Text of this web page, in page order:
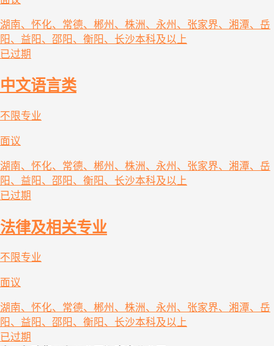
湖南、怀化、常德、郴州、株洲、永州、张家界、湘潭、岳
阳、益阳、邵阳、衡阳、长沙本科及以上
已过期
中文语言类
不限专业
面议
湖南、怀化、常德、郴州、株洲、永州、张家界、湘潭、岳
阳、益阳、邵阳、衡阳、长沙本科及以上
已过期
法律及相关专业
不限专业
面议
湖南、怀化、常德、郴州、株洲、永州、张家界、湘潭、岳
阳、益阳、邵阳、衡阳、长沙本科及以上
已过期